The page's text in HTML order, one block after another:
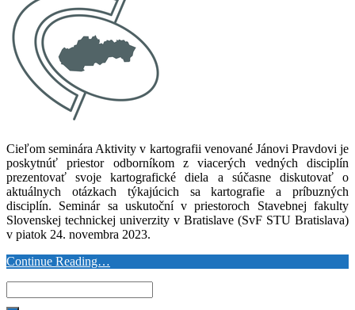
Cieľom seminára Aktivity v kartografii venované Jánovi Pravdovi je
poskytnúť priestor odborníkom z viacerých vedných disciplín
prezentovať svoje kartografické diela a súčasne diskutovať o
aktuálnych otázkach týkajúcich sa kartografie a príbuzných
disciplín. Seminár sa uskutoční v priestoroch Stavebnej fakulty
Slovenskej technickej univerzity v Bratislave (SvF STU Bratislava)
v piatok 24. novembra 2023.
Continue Reading…
for: